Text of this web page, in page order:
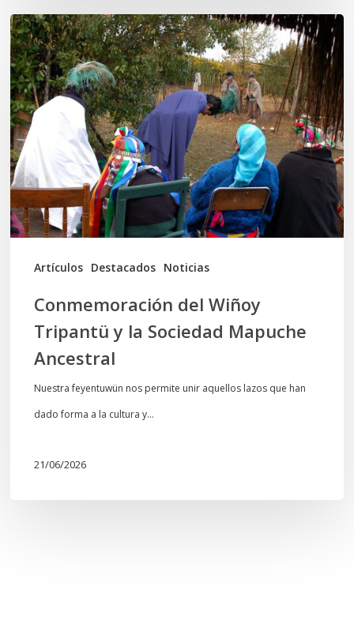
Artículos Destacados Noticias
Conmemoración
del
Wiñoy
Tripantü
y
la
Sociedad
Mapuche
Ancestral
Conmemoración del Wiñoy
Tripantü y la Sociedad Mapuche
Ancestral
Nuestra feyentuwün nos permite unir aquellos lazos que han
dado forma a la cultura y…
21/06/2026